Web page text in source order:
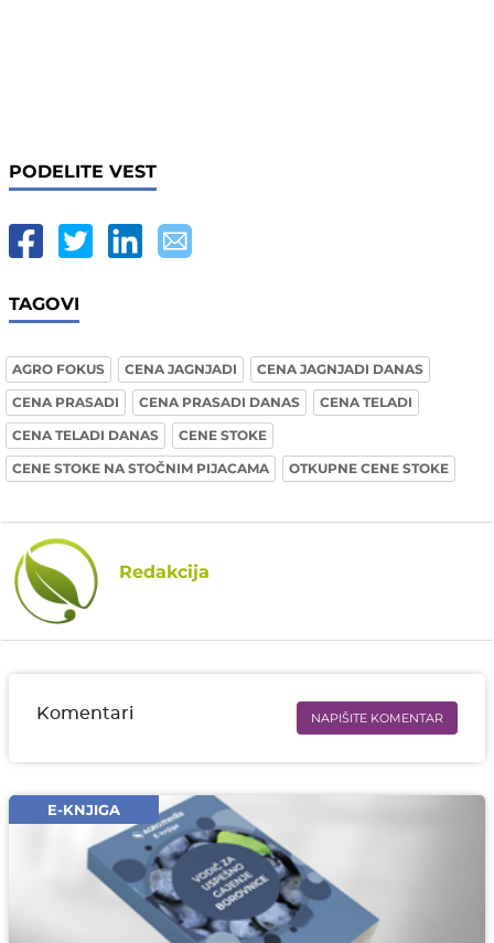
PODELITE VEST
TAGOVI
AGRO FOKUS CENA JAGNJADI
CENA JAGNJADI DANAS
CENA PRASADI
CENA PRASADI DANAS
CENA TELADI
CENA TELADI DANAS
CENE STOKE
CENE STOKE NA STOČNIM PIJACAMA
OTKUPNE CENE STOKE
Redakcija
Komentari NAPIŠITE KOMENTAR
Email* obavezno
Komentar* obavezno
E-KNJIGA